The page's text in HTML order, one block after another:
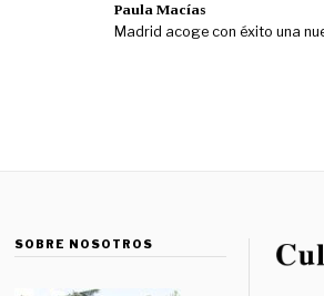
Paula Macías
Madrid acoge con éxito una
SOBRE NOSOTROS